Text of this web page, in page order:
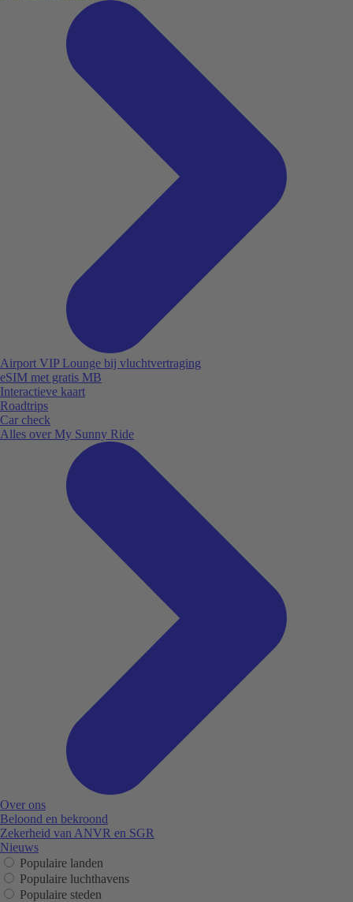
Airport VIP Lounge bij vluchtvertraging
eSIM met gratis MB
Interactieve kaart
Roadtrips
Car check
Alles over My Sunny Ride
Over ons
Beloond en bekroond
Zekerheid van ANVR en SGR
Nieuws
Populaire landen
Populaire luchthavens
Populaire steden